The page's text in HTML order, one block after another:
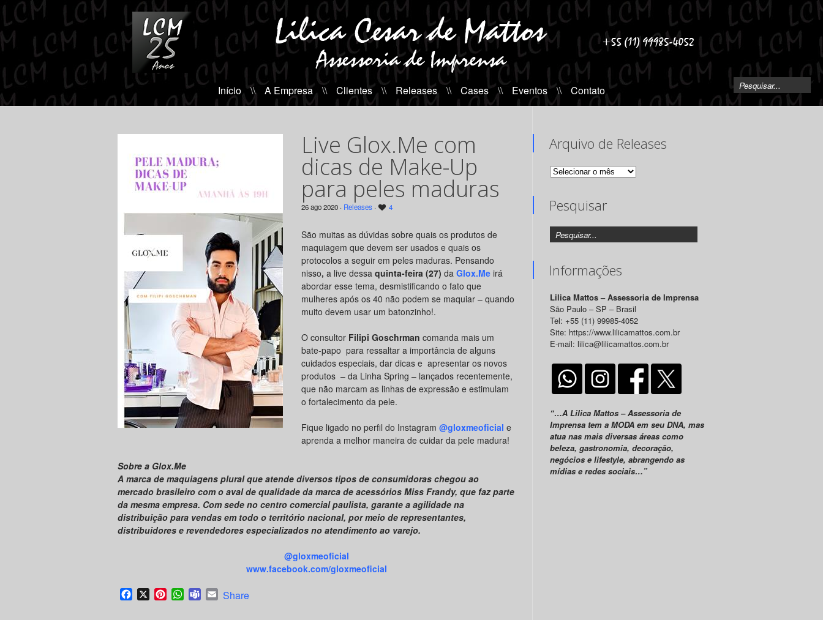
Início \\ A Empresa \\ Clientes \\ Releases \\ Cases \\ Eventos \\ Contato
Live Glox.Me com
dicas de Make-Up
para peles maduras
26 ago 2020 · Releases · 4
São muitas as dúvidas sobre quais os produtos de
maquiagem que devem ser usados e quais os
protocolos a seguir em peles maduras. Pensando
nisso, a live dessa quinta-feira (27) da Glox.Me irá
abordar esse tema, desmistificando o fato que
mulheres após os 40 não podem se maquiar – quando
muito devem usar um batonzinho!.
O consultor Filipi Goschrman comanda mais um
bate-papo para ressaltar a importância de alguns
cuidados especiais, dar dicas e apresentar os novos
produtos – da Linha Spring – lançados recentemente,
que não marcam as linhas de expressão e estimulam
o fortalecimento da pele.
Fique ligado no perfil do Instagram @gloxmeoficial e
aprenda a melhor maneira de cuidar da pele madura!
Sobre a Glox.Me
A marca de maquiagens plural que atende diversos tipos de consumidoras chegou ao
mercado brasileiro com o aval de qualidade da marca de acessórios Miss Frandy, que faz parte
da mesma empresa. Com sede no centro comercial paulista, garante a agilidade na
distribuição para vendas em todo o território nacional, por meio de representantes,
distribuidores e revendedores especializados no atendimento ao varejo.
@gloxmeoficial
www.facebook.com/gloxmeoficial
Facebook
X PinterestWhatsApp
TeamsEmail
Share
Arquivo de Releases
Arquivo
Pesquisar
Informações
Lilica Mattos – Assessoria de Imprensa
São Paulo – SP – Brasil
Tel: +55 (11) 99985-4052
Site: https://www.lilicamattos.com.br
E-mail: lilica@lilicamattos.com.br
“…A Lilica Mattos – Assessoria de
Imprensa tem a MODA em seu DNA, mas
atua nas mais diversas áreas como
beleza, gastronomia, decoração,
negócios e lifestyle, abrangendo as
mídias e redes sociais…”